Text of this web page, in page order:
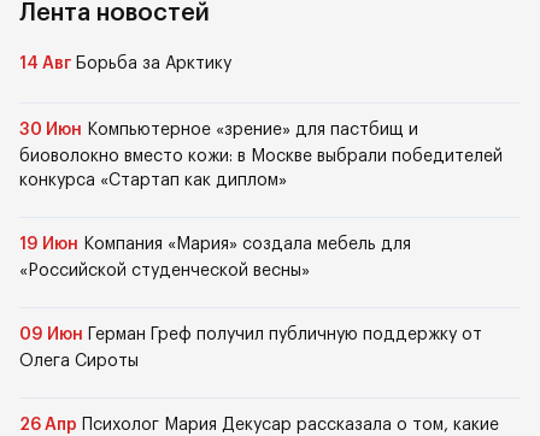
Лента новостей
14 Авг Борьба за Арктику
30 Июн Компьютерное «зрение» для пастбищ и
биоволокно вместо кожи: в Москве выбрали победителей
конкурса «Стартап как диплом»
19 Июн Компания «Мария» создала мебель для
«Российской студенческой весны»
09 Июн
Герман Греф получил публичную поддержку от
Олега Сироты
26 Апр
Психолог Мария Декусар рассказала о том, какие